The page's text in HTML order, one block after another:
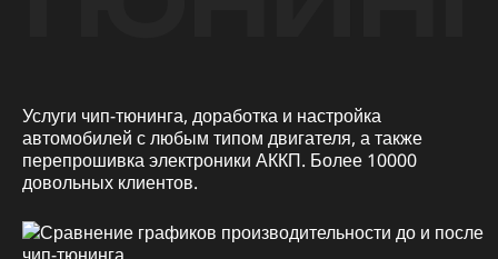
Услуги чип-тюнинга, доработка и настройка
автомобилей с любым типом двигателя, а также
перепрошивка электроники АККП. Более 10000
довольных клиентов.